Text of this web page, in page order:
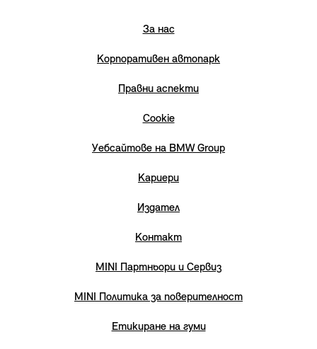
За нас
Корпоративен автопарк
Правни аспекти
Cookie
Уебсайтове на BMW Group
Кариери
Издател
Контакт
MINI Партньори и Сервиз
MINI Политика за поверителност
Етикиране на гуми